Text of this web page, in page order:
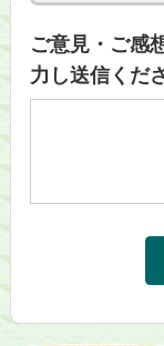
ご意見・ご感
力し送信くだ